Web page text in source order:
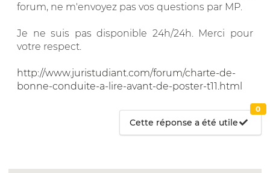
forum, ne m'envoyez pas vos questions par MP.
Je ne suis pas disponible 24h/24h. Merci pour
votre respect.
http://www.juristudiant.com/forum/charte-de-
bonne-conduite-a-lire-avant-de-poster-t11.html
Cette réponse a été utile
0